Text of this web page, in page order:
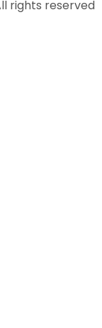
rights reserved